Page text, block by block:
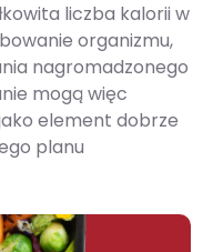
liczba kalorii w
organizmu,
nagromadzonego
mogą więc
element dobrze
planu